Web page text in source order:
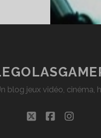
blog jeux vidéo,
twitterfacebook